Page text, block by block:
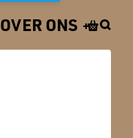
OVER ONS